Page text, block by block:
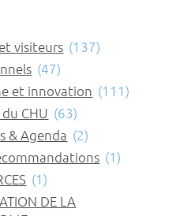
visiteurs (137)
(47)
et innovation (111)
CHU (63)
& Agenda (2)
(1)
(1)
DE LA